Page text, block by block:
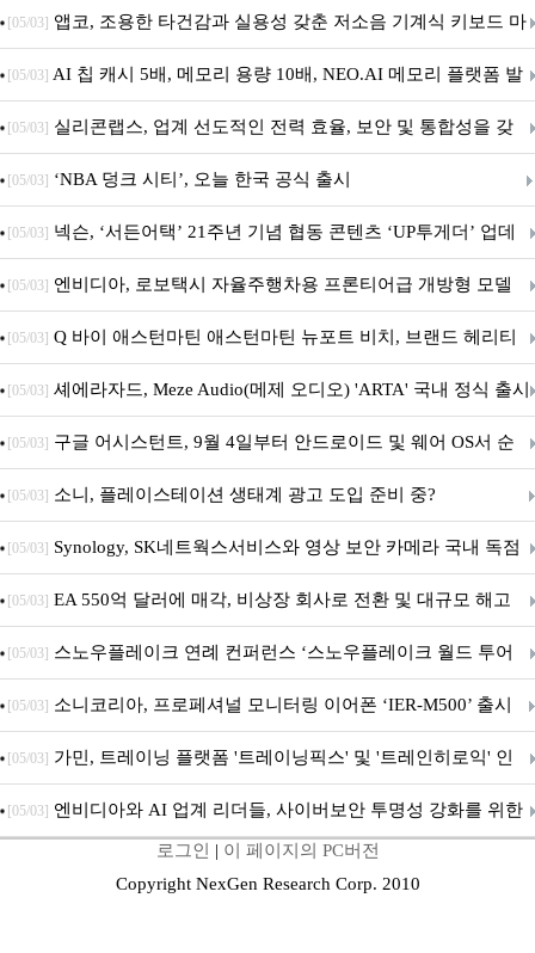
특집(1-4편)
[05/03] 앱코, 조용한 타건감과 실용성 갖춘 저소음 기계식 키보드 마
우스 세트 'KM580' 출시
[05/03] AI 칩 캐시 5배, 메모리 용량 10배, NEO.AI 메모리 플랫폼 발
표
[05/03] 실리콘랩스, 업계 선도적인 전력 효율, 보안 및 통합성을 갖
춘 초저전력 블루투스 LE SoC ‘BG2B’ 공개
[05/03] ‘NBA 덩크 시티’, 오늘 한국 공식 출시
[05/03] 넥슨, ‘서든어택’ 21주년 기념 협동 콘텐츠 ‘UP투게더’ 업데
이트
[05/03] 엔비디아, 로보택시 자율주행차용 프론티어급 개방형 모델
‘알파마요 2 슈퍼’ 상업적 이용 가능
[05/03] Q 바이 애스턴마틴 애스턴마틴 뉴포트 비치, 브랜드 헤리티
지 담은 ‘헤리티지 에디션 컬렉션’ 공개
[05/03] 셰에라자드, Meze Audio(메제 오디오) 'ARTA' 국내 정식 출시
[05/03] 구글 어시스턴트, 9월 4일부터 안드로이드 및 웨어 OS서 순
차 서비스 종료
[05/03] 소니, 플레이스테이션 생태계 광고 도입 준비 중?
[05/03] Synology, SK네트웍스서비스와 영상 보안 카메라 국내 독점
판매 파트너십 체결
[05/03] EA 550억 달러에 매각, 비상장 회사로 전환 및 대규모 해고
전망
[05/03] 스노우플레이크 연례 컨퍼런스 ‘스노우플레이크 월드 투어
서울’ 개최
[05/03] 소니코리아, 프로페셔널 모니터링 이어폰 ‘IER-M500’ 출시
[05/03] 가민, 트레이닝 플랫폼 '트레이닝픽스' 및 '트레인히로익' 인
수로 선수와 코치에 맞춤형 훈련 지원 확대
[05/03] 엔비디아와 AI 업계 리더들, 사이버보안 투명성 강화를 위한
SAFE 가이드라인 제안
로그인 | 이 페이지의 PC버전
Copyright NexGen Research Corp. 2010